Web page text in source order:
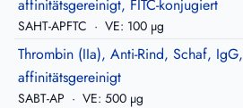
affinitätsgereinigt, FITC-konjugiert
SAHT-APFTC · VE: 100 µg
Thrombin (IIa), Anti-Rind, Schaf, IgG,
affinitätsgereinigt
SABT-AP · VE: 500 µg